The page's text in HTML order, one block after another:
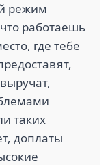
режим
работаешь
где тебе
таких
доплаты